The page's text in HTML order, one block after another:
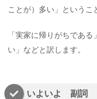
ことが）多い」というこ
「実家に帰りがちであ
い」などと訳します。
いよいよ 副詞